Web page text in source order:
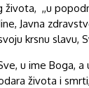
života, ,,u
Javna
krsnu slavu,
u ime Boga,
života i